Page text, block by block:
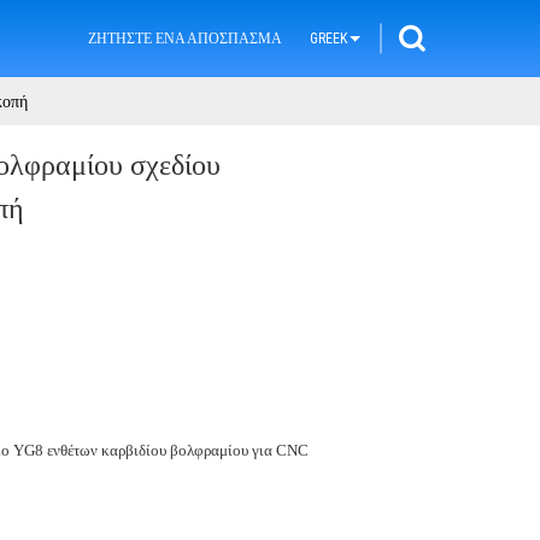
ΖΗΤΉΣΤΕ ΈΝΑ ΑΠΌΣΠΑΣΜΑ GREEK
σχεδίου
YG8 ενθέτων καρβιδίου βολφραμίου για CNC